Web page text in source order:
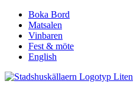
Boka Bord
Matsalen
Vinbaren
Fest & möte
English